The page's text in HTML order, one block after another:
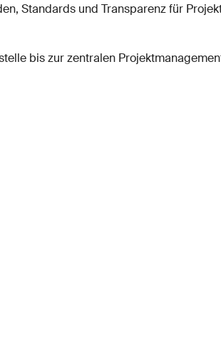
Standards und Transparenz für
bis zur zentralen